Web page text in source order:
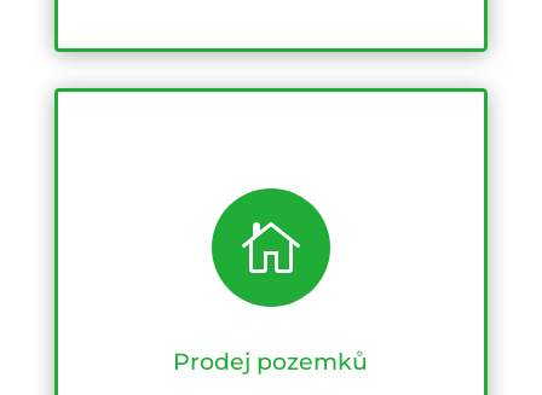

Prodej pozemků